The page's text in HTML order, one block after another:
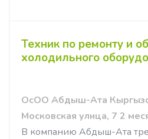
Техник по ремонту и
холодильного
ОсОО Абдыш-Ата
Московская улица, 7 2
В компанию Абдыш-Ата